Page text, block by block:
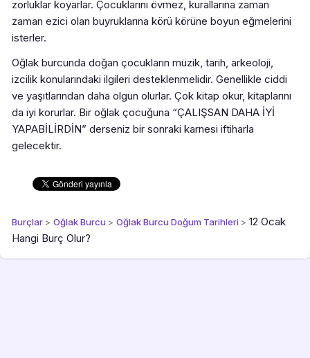
zorluklar koyarlar. Çocuklarını övmez, kurallarına zaman
zaman ezici olan buyruklarına körü körüne boyun eğmelerini
isterler.
Oğlak burcunda doğan çocukların müzik, tarih, arkeoloji,
izcilik konularındaki ilgileri desteklenmelidir. Genellikle ciddi
ve yaşıtlarından daha olgun olurlar. Çok kitap okur, kitaplarını
da iyi korurlar. Bir oğlak çocuğuna “ÇALIŞSAN DAHA İYİ
YAPABİLİRDİN” derseniz bir sonraki karnesi iftiharla
gelecektir.
Burçlar > Oğlak Burcu > Oğlak Burcu Doğum Tarihleri > 12 Ocak
Hangi Burç Olur?